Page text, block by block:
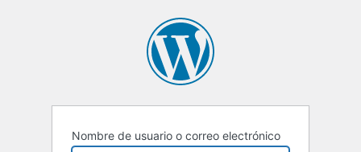
Nombre de usuario o correo electrónico